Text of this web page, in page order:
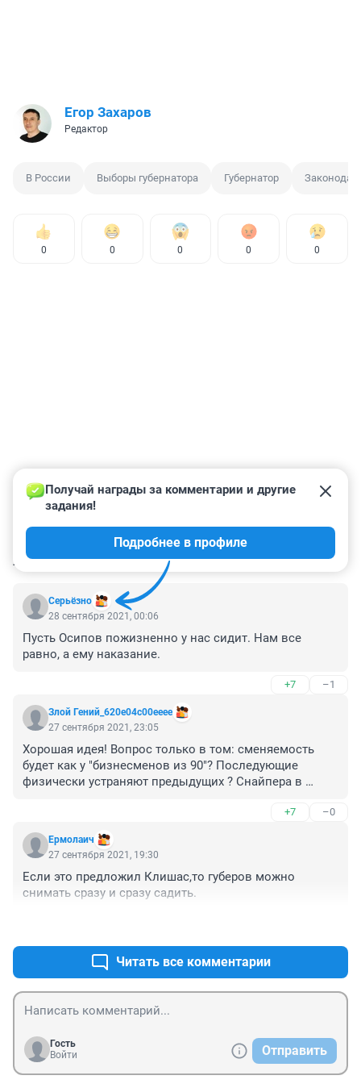
Егор Захаров
Редактор
В России Выборы губернатора Губернатор
0 0 0 0 0
КОММЕНТАРИИ 29
Серьёзно
Получай награды за комментарии и другие
задания!
Подробнее в профиле
28 сентября 2021, 00:06
Пусть Осипов пожизненно у нас сидит. Нам все
равно, а ему наказание.
+7 –1
Злой Гений_620e04c00eeee
27 сентября 2021, 23:05
Хорошая идея! Вопрос только в том: сменяемость
будет как у "бизнесменов из 90"? Последующие
физически устраняют предыдущих ? Снайпера в
организовать. И Лиханова-2,в клиничке завести, кто
обслуживать"элиту" будет?
+7 –0
Ермолаич
27 сентября 2021, 19:30
Если это предложил Клишас,то губеров можно
снимать сразу и сразу садить.
Читать все комментарии
Гость
Войти
Отправить